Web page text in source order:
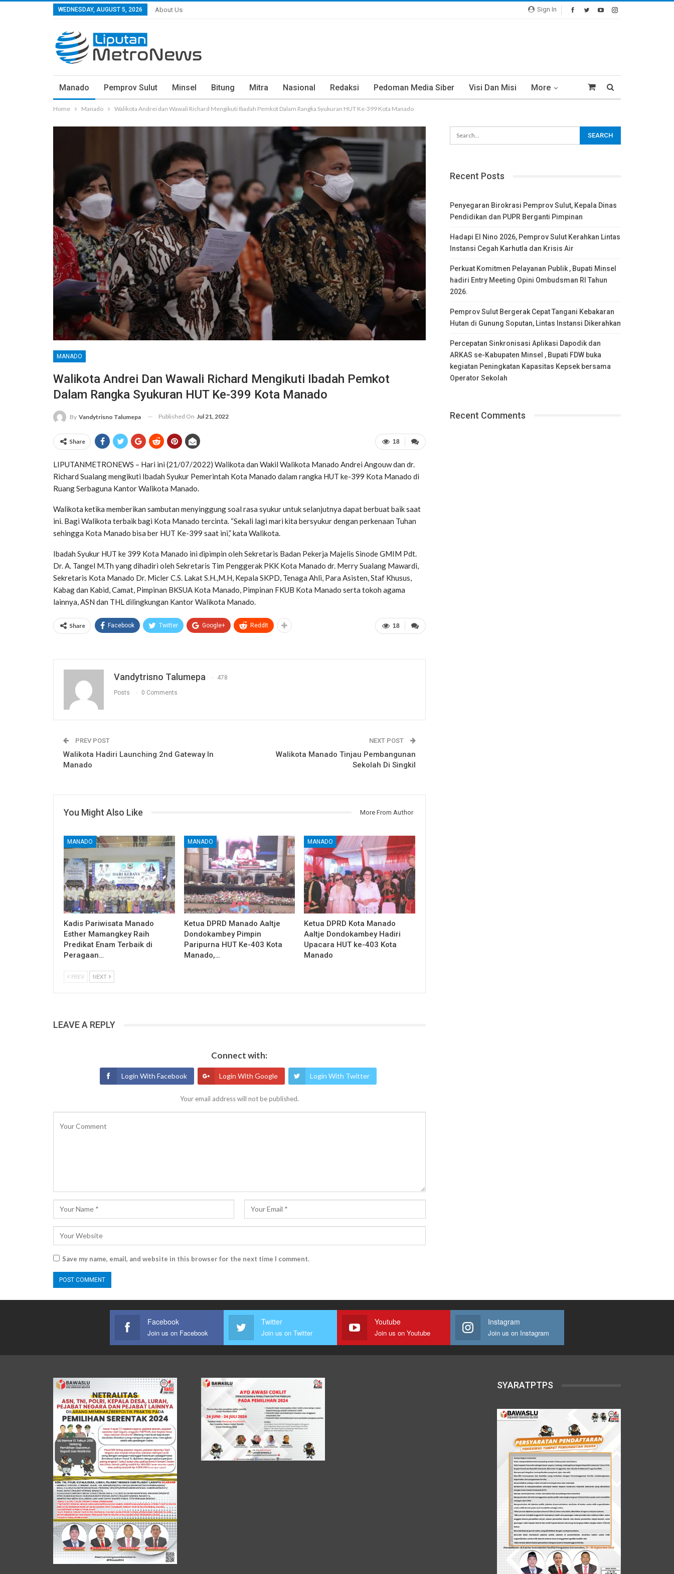
Sign In
WEDNESDAY, AUGUST 5, 2026 About Us
Manado Pemprov Sulut Minsel Bitung Mitra Nasional Redaksi Pedoman Media Siber Visi Dan Misi More
Home Manado Walikota Andrei dan Wawali Richard Mengikuti Ibadah Pemkot Dalam Rangka Syukuran HUT Ke-399 Kota Manado
MANADO
Walikota Andrei Dan Wawali Richard Mengikuti Ibadah Pemkot
Dalam Rangka Syukuran HUT Ke-399 Kota Manado
By Vandytrisno Talumepa Published On Jul 21, 2022
18
Share
LIPUTANMETRONEWS – Hari ini (21/07/2022) Walikota dan Wakil Walikota Manado Andrei Angouw dan dr.
Richard Sualang mengikuti Ibadah Syukur Pemerintah Kota Manado dalam rangka HUT ke-399 Kota Manado di
Ruang Serbaguna Kantor Walikota Manado.
Walikota ketika memberikan sambutan menyinggung soal rasa syukur untuk selanjutnya dapat berbuat baik saat
ini. Bagi Walikota terbaik bagi Kota Manado tercinta. “Sekali lagi mari kita bersyukur dengan perkenaan Tuhan
sehingga Kota Manado bisa ber HUT Ke-399 saat ini,” kata Walikota.
Ibadah Syukur HUT ke 399 Kota Manado ini dipimpin oleh Sekretaris Badan Pekerja Majelis Sinode GMIM Pdt.
Dr. A. Tangel M.Th yang dihadiri oleh Sekretaris Tim Penggerak PKK Kota Manado dr. Merry Sualang Mawardi,
Sekretaris Kota Manado Dr. Micler C.S. Lakat S.H.,M.H, Kepala SKPD, Tenaga Ahli, Para Asisten, Staf Khusus,
Kabag dan Kabid, Camat, Pimpinan BKSUA Kota Manado, Pimpinan FKUB Kota Manado serta tokoh agama
lainnya, ASN dan THL dilingkungan Kantor Walikota Manado.
18
Share Facebook Twitter Google+ ReddIt
Vandytrisno Talumepa 478
Posts 0 Comments
PREV POST
Walikota Hadiri Launching 2nd Gateway In
Manado
NEXT POST
Walikota Manado Tinjau Pembangunan
Sekolah Di Singkil
You Might Also Like More From Author
MANADO
Kadis Pariwisata Manado
Esther Mamangkey Raih
Predikat Enam Terbaik di
Peragaan…
MANADO
Ketua DPRD Manado Aaltje
Dondokambey Pimpin
Paripurna HUT Ke-403 Kota
Manado,…
MANADO
Ketua DPRD Kota Manado
Aaltje Dondokambey Hadiri
Upacara HUT ke-403 Kota
Manado
PREV NEXT
LEAVE A REPLY
Connect with:
Login With Facebook Login With Google Login With Twitter
Your email address will not be published.
Save my name, email, and website in this browser for the next time I comment.
Recent Posts
Penyegaran Birokrasi Pemprov Sulut, Kepala Dinas
Pendidikan dan PUPR Berganti Pimpinan
Hadapi El Nino 2026, Pemprov Sulut Kerahkan Lintas
Instansi Cegah Karhutla dan Krisis Air
Perkuat Komitmen Pelayanan Publik , Bupati Minsel
hadiri Entry Meeting Opini Ombudsman RI Tahun
2026.
Pemprov Sulut Bergerak Cepat Tangani Kebakaran
Hutan di Gunung Soputan, Lintas Instansi Dikerahkan
Percepatan Sinkronisasi Aplikasi Dapodik dan
ARKAS se-Kabupaten Minsel , Bupati FDW buka
kegiatan Peningkatan Kapasitas Kepsek bersama
Operator Sekolah
Recent Comments
Facebook
Join us on Facebook
Twitter
Join us on Twitter
Youtube
Join us on Youtube
Instagram
Join us on Instagram
SYARATPTPS